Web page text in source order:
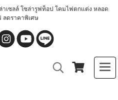
โซล่าเซลล์ โซล่ารูฟท็อป โคมไฟตกแต่ง หลอด
ลดราคาพิเศษ